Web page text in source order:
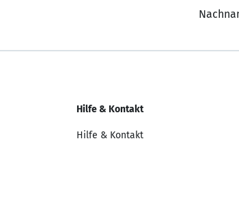
Hilfe & Kontakt
Hilfe & Kontakt